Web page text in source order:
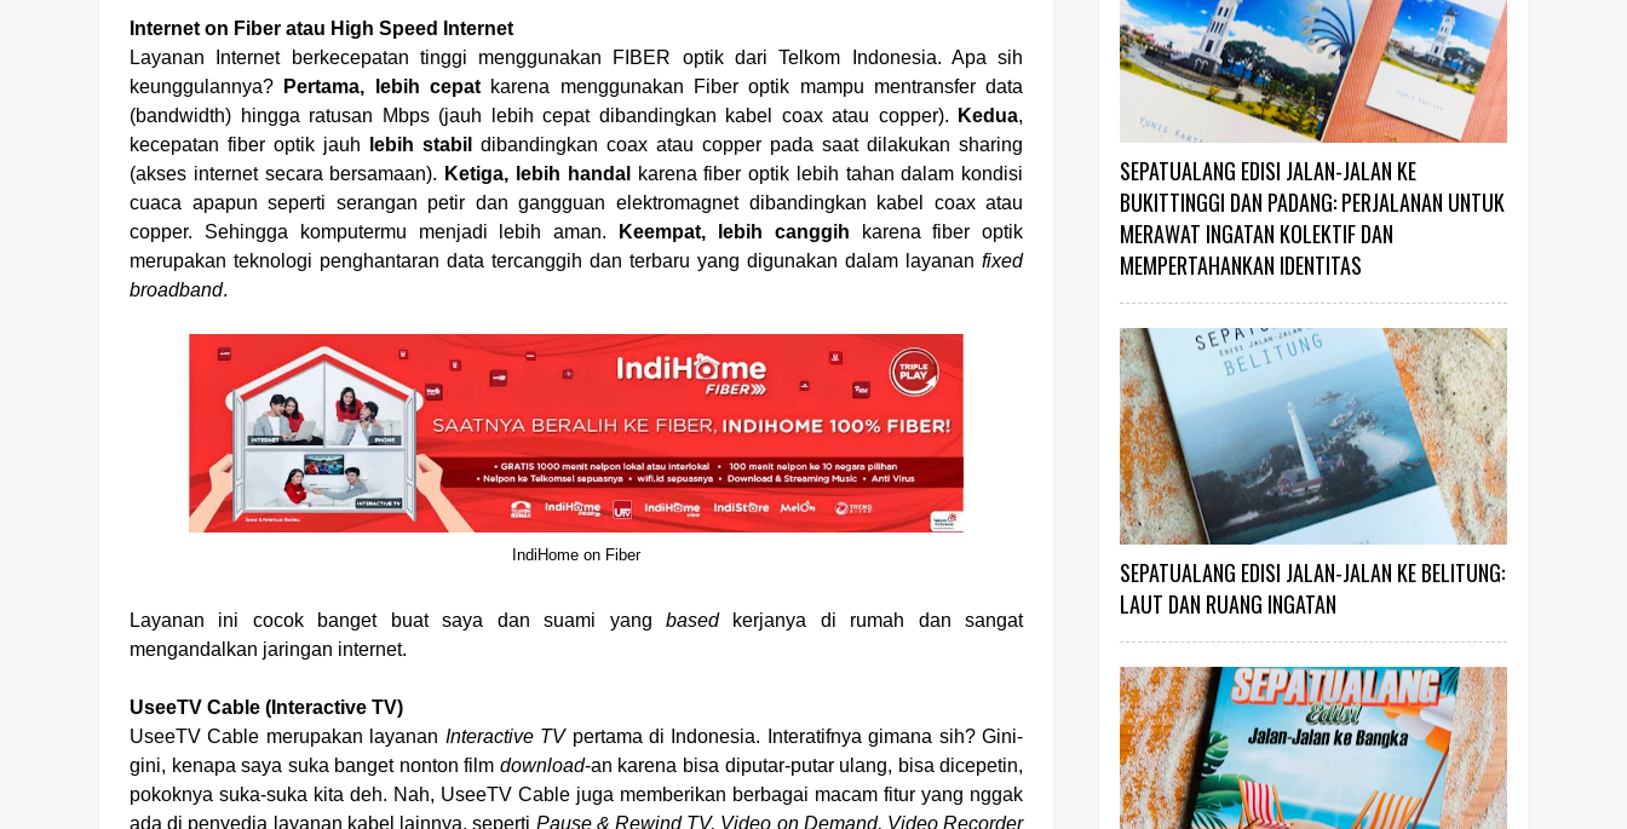
Internet on Fiber atau High Speed Internet
Layanan Internet berkecepatan tinggi menggunakan FIBER optik dari Telkom Indonesia. Apa sih
keunggulannya?
Pertama, lebih cepatkarena menggunakan Fiber optik mampu mentransfer data
(bandwidth) hingga ratusan Mbps (jauh lebih cepat dibandingkan kabel coax atau copper).
Kedua,
kecepatan fiber optik jauh
lebih stabil
dibandingkan coax atau copper pada saat dilakukan sharing
(akses internet secara bersamaan). Ketiga, lebih handal
karena fiber optik lebih tahan dalam kondisi
cuaca apapun seperti serangan petir dan gangguan elektromagnet dibandingkan kabel coax atau
copper. Sehingga komputermu menjadi lebih aman.
Keempat, lebih canggih karena fiber optik
merupakan teknologi penghantaran data tercanggih dan terbaru yang digunakan dalam layananfixed
broadband.
IndiHome on Fiber
Layanan ini cocok banget buat saya dan suami yang basedkerjanya di rumah dan sangat
mengandalkan jaringan internet.
UseeTV Cable (Interactive TV)
UseeTV Cable merupakan layanan Interactive TVpertama di Indonesia. Interatifnya gimana sih? Gini-
gini, kenapa saya suka banget nonton film download-an karena bisa diputar-putar ulang, bisa dicepetin,
pokoknya suka-suka kita deh. Nah, UseeTV Cable juga memberikan berbagai macam fitur yang nggak
ada di penyedia layanan kabel lainnya, seperti Pause & Rewind TV, Video on Demand, Video Recorder
SEPATUALANG EDISI JALAN-JALAN KE
BUKITTINGGI DAN PADANG: PERJALANAN UNTUK
MERAWAT INGATAN KOLEKTIF DAN
MEMPERTAHANKAN IDENTITAS
SEPATUALANG EDISI JALAN-JALAN KE BELITUNG:
LAUT DAN RUANG INGATAN